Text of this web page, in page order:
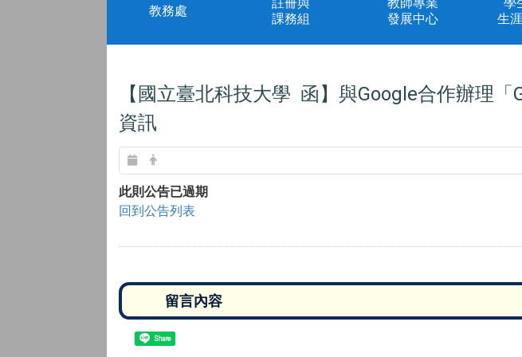
教務處
課務組
發展中心
生
【國立臺北科技大學 函】與Google合作辦理
資訊
此則公告已過期
回到公告列表
Share